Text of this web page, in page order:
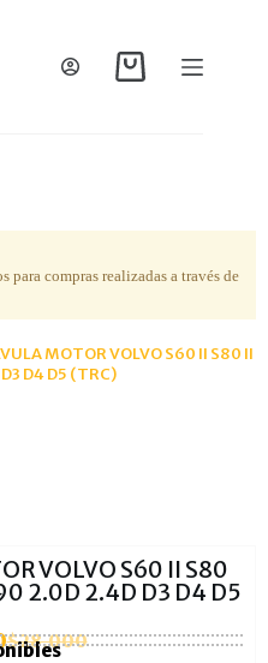
compras realizadas a través de
MOTOR VOLVO S60 II S80 II
D4 D5 (TRC)
VOLVO S60 II S80
2.0D 2.4D D3 D4 D5
$28.000